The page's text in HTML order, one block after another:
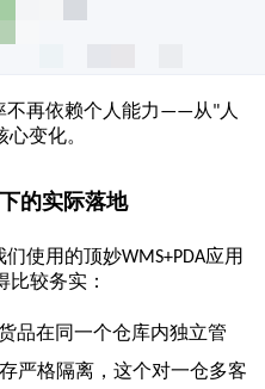
再依赖个人能力——从"人
心变化。
的实际落地
们使用的顶妙WMS+PDA应用
比较务实：
品在同一个仓库内独立管
严格隔离，这个对一仓多客